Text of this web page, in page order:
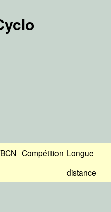
Compétition Longue
distance